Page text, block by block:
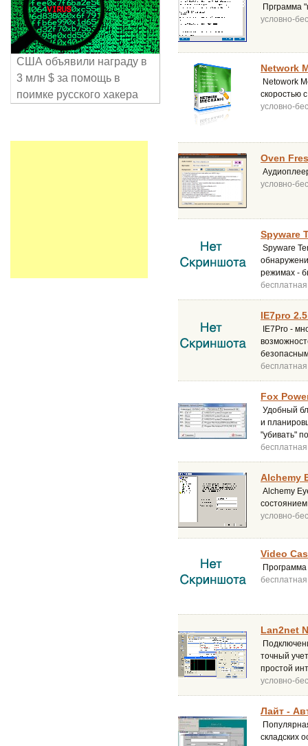
Прграмма
условно-
Network
Netowork
скоростью
условно-
Oven
условно-
Spyware
Spyware
режимах -
бесплатная
IE7pro
IE7Pro -
бесплатная
Fox
Удобный
и
"убивать"
бесплатная
Alchemy
Alchemy
условно-
Video
бесплатная
Lan2net
точный
простой
условно-
Лайт -
складских
США объявили награду в
3 млн $ за помощь в
поимке русского хакера